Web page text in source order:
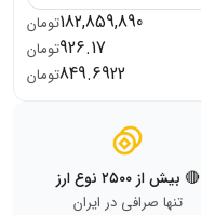
182,859,890تومان
926.17تومان
849.6922تومان
🔴 بیش از ۲۵۰۰ نوع ارز
تنها صرافی در ایران